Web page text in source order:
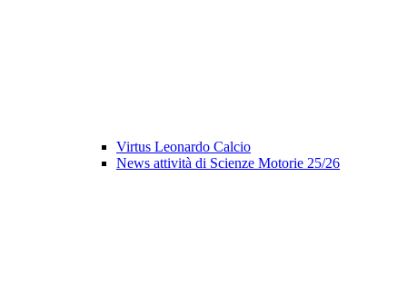
Virtus Leonardo Calcio
News attività di Scienze Motorie 25/26